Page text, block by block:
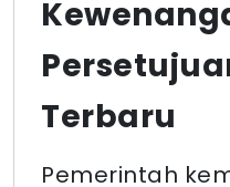
Terbaru
Pemerintah